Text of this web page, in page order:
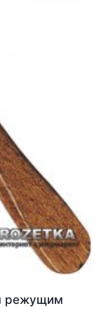
режущим